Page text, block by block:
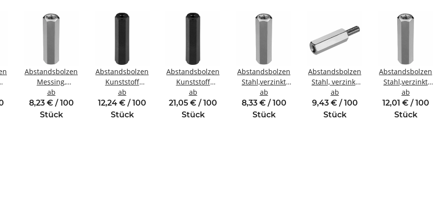
Abstandsbolzen
Messing,
vernickelt
Innen/Innengewinde
M3 SW5,5
ab
8,23 € / 100
Stück
Abstandsbolzen
Kunststoff
Innen/Innengewinde
M4 SW8
ab
12,24 € / 100
Stück
Abstandsbolzen
Kunststoff
Innen/Innengewinde
M6 SW10
ab
21,05 € / 100
Stück
Abstandsbolzen
Stahl,verzinkt
Innen/Innengewinde
M3 SW6
ab
8,33 € / 100
Stück
Abstandsbolzen
Stahl, verzinkt
Innen/Außengewinde
M3 SW5,5
ab
9,43 € / 100
Stück
Abstandsbolzen
Stahl,verzinkt
Innen/
M4 SW8
ab
12,01 € / 100
Stück